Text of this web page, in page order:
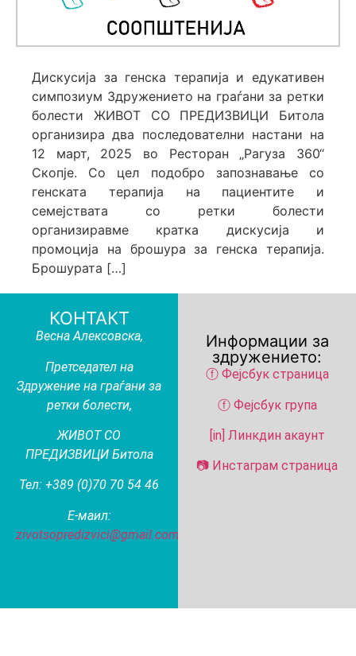
Дискусија за генска терапија и едукативен
симпозиум Здружението на граѓани за ретки
болести ЖИВОТ СО ПРЕДИЗВИЦИ Битола
организира два последователни настани на
12 март, 2025 во Ресторан „Рагуза 360“
Скопје. Со цел подобро запознавање со
генската терапија на пациентите и
семејствата со ретки болести
организиравме кратка дискусија и
промоција на брошура за генска терапија.
Брошурата […]
КОНТАКТ
Весна Алексовска,
Претседател на
Здружение на граѓани за
ретки болести,
ЖИВОТ СО
ПРЕДИЗВИЦИ Битола
Тел: +389 (0)70 70 54 46
Е-маил:
zivotsopredizvici@gmail.com
Информации за
здружението:
ⓕ Фејсбук страница
ⓕ Фејсбук група
[in] Линкдин акаунт
📷 Инстаграм страница